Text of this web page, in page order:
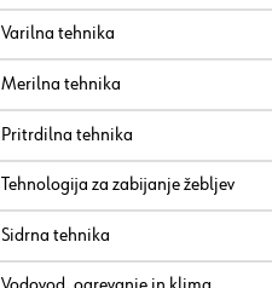
Varilna tehnika
Merilna tehnika
Pritrdilna tehnika
Tehnologija za zabijanje žebljev
Sidrna tehnika